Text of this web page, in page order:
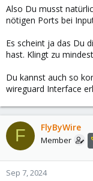
Also Du musst
nötigen Ports bei
Es scheint ja das Du
hast. Klingt zu
Du kannst auch so
wireguard Interface
F FlyByWire
Member
Sep 7, 2024